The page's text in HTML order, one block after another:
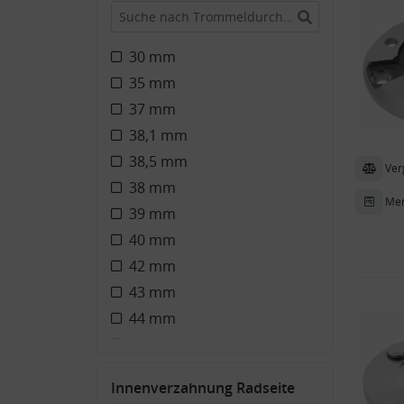
36
42
30 mm
35 mm
37 mm
38,1 mm
38,5 mm
38 mm
39 mm
40 mm
42 mm
43 mm
44 mm
49 mm
Innenverzahnung Radseite